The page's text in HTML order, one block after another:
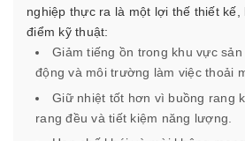
nghiệp thực ra là một lợi thế thiết
điểm kỹ thuật:
Giảm tiếng ồn trong khu vực
động và môi trường làm việc thoải
Giữ nhiệt tốt hơn vì buồng rang
rang đều và tiết kiệm năng lượng.